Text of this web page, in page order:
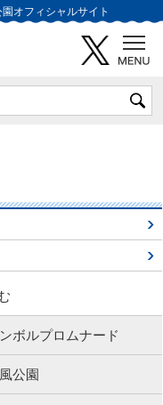
オフィシャルサイト
ボルプロムナード
公園